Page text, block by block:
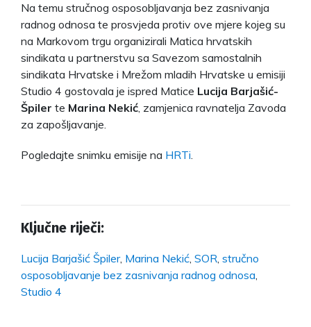
Na temu stručnog osposobljavanja bez zasnivanja
radnog odnosa te prosvjeda protiv ove mjere kojeg su
na Markovom trgu organizirali Matica hrvatskih
sindikata u partnerstvu sa Savezom samostalnih
sindikata Hrvatske i Mrežom mladih Hrvatske u emisiji
Studio 4 gostovala je ispred Matice Lucija Barjašić-
Špiler te Marina Nekić, zamjenica ravnatelja Zavoda
za zapošljavanje.
Pogledajte snimku emisije na HRTi.
Ključne riječi:
Lucija Barjašić Špiler, Marina Nekić, SOR, stručno
osposobljavanje bez zasnivanja radnog odnosa,
Studio 4